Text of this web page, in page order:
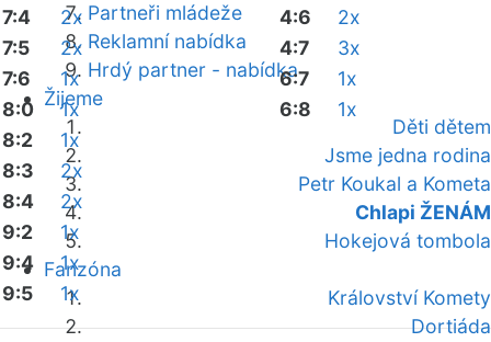
Partneři mládeže
Reklamní nabídka
Hrdý partner - nabídka
Žijeme
Děti dětem
Jsme jedna rodina
Petr Koukal a Kometa
Chlapi ŽENÁM
Hokejová tombola
Fanzóna
Království Komety
Dortiáda
7:4
2x
7:5
2x
7:6
1x
8:0
1x
8:2
1x
8:3
2x
8:4
2x
9:2
1x
9:4
1x
9:5
1x
4:6
2x
4:7
3x
6:7
1x
6:8
1x